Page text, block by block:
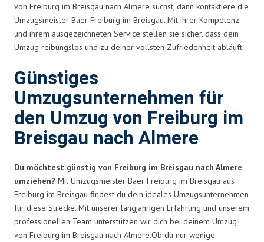
von Freiburg im Breisgau nach Almere suchst, dann kontaktiere die
Umzugsmeister Baer Freiburg im Breisgau. Mit ihrer Kompetenz
und ihrem ausgezeichneten Service stellen sie sicher, dass dein
Umzug reibungslos und zu deiner vollsten Zufriedenheit abläuft.
Günstiges
Umzugsunternehmen für
den Umzug von Freiburg im
Breisgau nach Almere
Du möchtest günstig von Freiburg im Breisgau nach Almere
umziehen? Mit Umzugsmeister Baer Freiburg im Breisgau aus
Freiburg im Breisgau findest du dein ideales Umzugsunternehmen
für diese Strecke. Mit unserer langjährigen Erfahrung und unserem
professionellen Team unterstützen wir dich bei deinem Umzug
von Freiburg im Breisgau nach Almere.Ob du nur wenige